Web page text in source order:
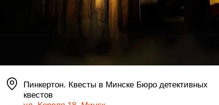
Пинкертон. Квесты в Минске Бюро детективных
квестов